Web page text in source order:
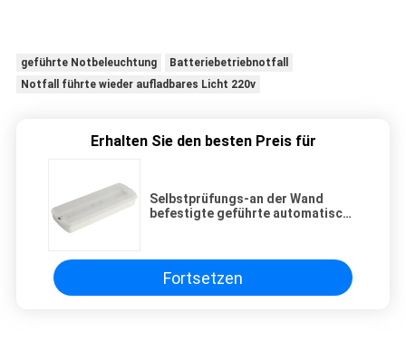
geführte Notbeleuchtung
Batteriebetriebnotfall
Notfall führte wieder aufladbares Licht 220v
Erhalten Sie den besten Preis für
Selbstprüfungs-an der Wand
befestigte geführte automatische
Fortsetzen